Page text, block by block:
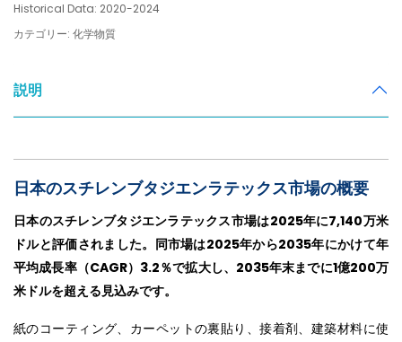
Historical Data: 2020-2024
カテゴリー: 化学物質
説明
日本のスチレンブタジエンラテックス市場の概要
日本のスチレンブタジエンラテックス市場は2025年に7,140万米
ドルと評価されました。同市場は2025年から2035年にかけて年
平均成長率（CAGR）3.2％で拡大し、2035年末までに1億200万
米ドルを超える見込みです。
紙のコーティング、カーペットの裏貼り、接着剤、建築材料に使